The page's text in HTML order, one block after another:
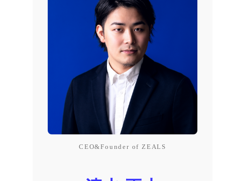
CEO&Founder of ZEALS